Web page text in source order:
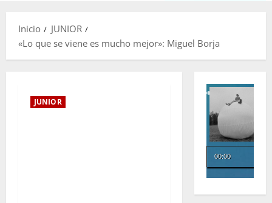
Inicio
JUNIOR
«Lo que se viene es mucho mejor»: Miguel Borja
JUNIOR